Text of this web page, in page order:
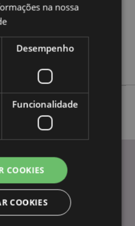
na nossa
Desempenho
Funcionalidade
COOKIES
COOKIES